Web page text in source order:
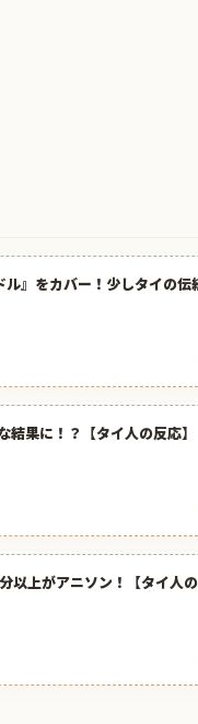
』をカバー！少しタイの伝
果に！？【タイ人の反応】
上がアニソン！【タイ人の